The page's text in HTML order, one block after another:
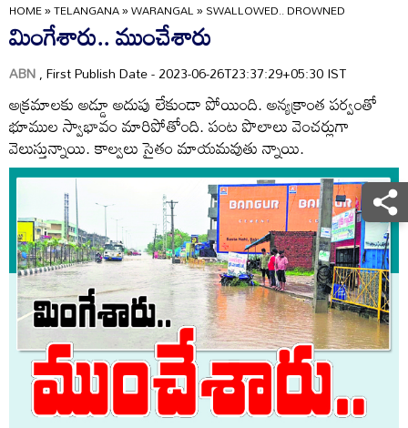
HOME»TELANGANA»WARANGAL»SWALLOWED.. DROWNED
మింగేశారు.. ముంచేశారు
ABN, First Publish Date - 2023-06-26T23:37:29+05:30 IST
అక్రమాలకు అడ్డూ అదుపు లేకుండా పోయింది. అన్యక్రాంత పర్వంతో
భూముల స్వాభావం మారిపోతోంది. పంట పొలాలు వెంచర్లుగా
వెలుస్తున్నాయి. కాల్వలు సైతం మాయమవుతు న్నాయి.